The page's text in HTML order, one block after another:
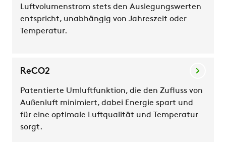
Luftvolumenstrom stets den Auslegungswerten
entspricht, unabhängig von Jahreszeit oder
Temperatur.
ReCO2
Patentierte Umluftfunktion, die den Zufluss von
Außenluft minimiert, dabei Energie spart und
für eine optimale Luftqualität und Temperatur
sorgt.